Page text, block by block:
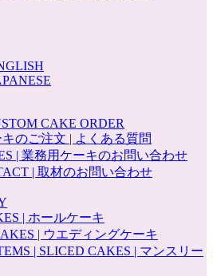
CAKE ORDER
のご注文 | よくある質問
| 業務用ケーキのお問い合わせ
| 取材のお問い合わせ
| ホールケーキ
| ウエディングケーキ
| SLICED CAKES | マンスリー